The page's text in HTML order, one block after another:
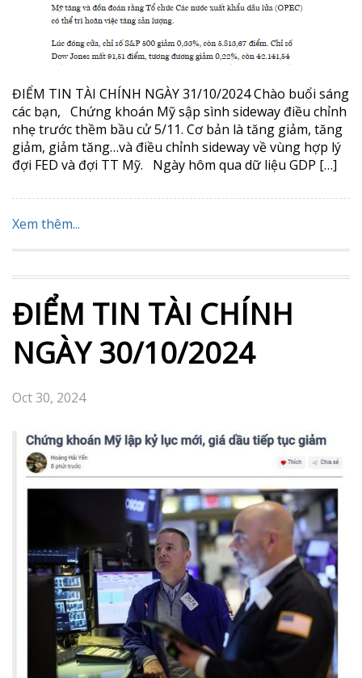
ĐIỂM TIN TÀI CHÍNH NGÀY 31/10/2024 Chào buổi sáng
các bạn, Chứng khoán Mỹ sập sình sideway điều chỉnh
nhẹ trước thềm bầu cử 5/11. Cơ bản là tăng giảm, tăng
giảm, giảm tăng…và điều chỉnh sideway về vùng hợp lý
đợi FED và đợi TT Mỹ. Ngày hôm qua dữ liệu GDP […]
Xem thêm...
ĐIỂM TIN TÀI CHÍNH
NGÀY 30/10/2024
Oct 30, 2024